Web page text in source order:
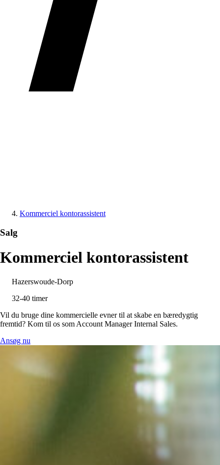
Kommerciel kontorassistent
Salg
Kommerciel kontorassistent
Hazerswoude-Dorp
32-40 timer
Vil du bruge dine kommercielle evner til at skabe en bæredygtig
fremtid? Kom til os som Account Manager Internal Sales.
Ansøg nu